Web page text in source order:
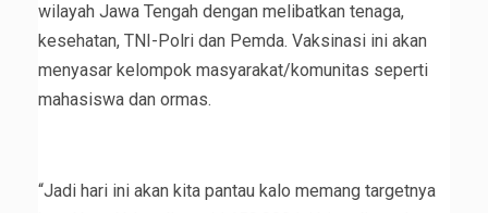
wilayah Jawa Tengah dengan melibatkan tenaga,
kesehatan, TNI-Polri dan Pemda. Vaksinasi ini akan
menyasar kelompok masyarakat/komunitas seperti
mahasiswa dan ormas.
“Jadi hari ini akan kita pantau kalo memang targetnya